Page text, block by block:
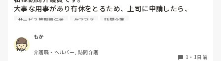
大事な用事があり有休をとるため、上司に申請したら、
代わりに訪問する職員を考えるとのこと。
話などもしたりと仲が良いため（←表現の仕方良くないかも
です、すみません）こういう理由で休みをとるから、代わり
の人になるけどいいかという相談をしていました。利用者か
サービス管理責任者 ケアマネ 訪問介護
もか
介護職・ヘルパー, 訪問介護
1 ・ 1日前